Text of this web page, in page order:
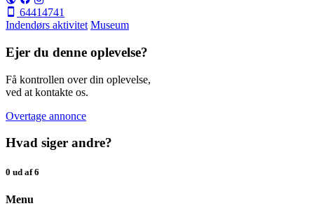
64414741
Indendørs aktivitet Museum
Ejer du denne oplevelse?
Få kontrollen over din oplevelse,
ved at kontakte os.
Overtage annonce
Hvad siger andre?
0 ud af 6
Menu